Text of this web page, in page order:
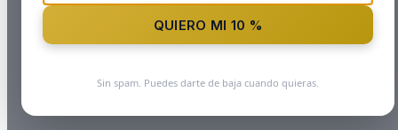
QUIERO MI 10 %
Sin spam. Puedes darte de baja cuando quieras.